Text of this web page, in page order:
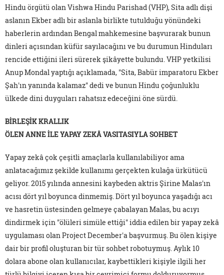
Hindu örgütü olan Vishwa Hindu Parishad (VHP), Sita adlı dişi
aslanın Ekber adlı bir aslanla birlikte tutulduğu yönündeki
haberlerin ardından Bengal mahkemesine başvurarak bunun
dinleri açısından küfür sayılacağını ve bu durumun Hinduları
rencide ettiğini ileri sürerek şikâyette bulundu. VHP yetkilisi
Anup Mondal yaptığı açıklamada, "Sita, Babür imparatoru Ekber
Şah'ın yanında kalamaz" dedi ve bunun Hindu çoğunluklu
ülkede dini duyguları rahatsız edeceğini öne sürdü.
BİRLEŞİK KRALLIK
ÖLEN ANNE İLE YAPAY ZEKÂ VASITASIYLA SOHBET
Yapay zekâ çok çeşitli amaçlarla kullanılabiliyor ama
anlatacağımız şekilde kullanımı gerçekten kulağa ürkütücü
geliyor. 2015 yılında annesini kaybeden aktris Şirine Malas'ın
acısı dört yıl boyunca dinmemiş. Dört yıl boyunca yaşadığı acı
ve hasretin üstesinden gelmeye çabalayan Malas, bu acıyı
dindirmek için "ölüleri simüle ettiği" iddia edilen bir yapay zekâ
uygulaması olan Project December'a başvurmuş. Bu ölen kişiye
dair bir profil oluşturan bir tür sohbet robotuymuş. Aylık 10
dolara abone olan kullanıcılar, kaybettikleri kişiyle ilgili her